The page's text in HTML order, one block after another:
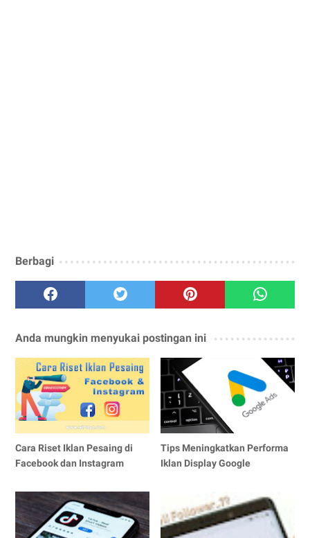
Berbagi
Anda mungkin menyukai postingan ini
Cara Riset Iklan Pesaing di
Facebook dan Instagram
Tips Meningkatkan Performa
Iklan Display Google